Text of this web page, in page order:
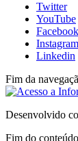
Twitter
YouTube
Facebook
Instagram
Linkedin
Fim da
Desenvolvido
Fim do